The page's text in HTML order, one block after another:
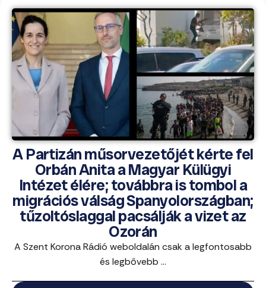
A Partizán műsorvezetőjét kérte fel
Orbán Anita a Magyar Külügyi
Intézet élére; továbbra is tombol a
migrációs válság Spanyolországban;
tűzoltóslaggal pacsálják a vizet az
Ozorán
A Szent Korona Rádió weboldalán csak a legfontosabb
és legbővebb ...